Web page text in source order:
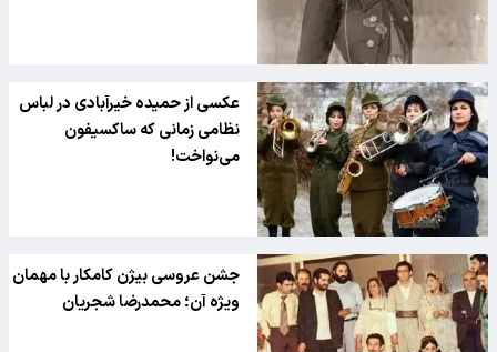
عکسی از حمیده خیرآبادی در لباس
نظامی زمانی که ساکسیفون
می‌نواخت!
جشن عروسی بیژن کامکار با مهمان
ویژه آن؛ محمدرضا شجریان